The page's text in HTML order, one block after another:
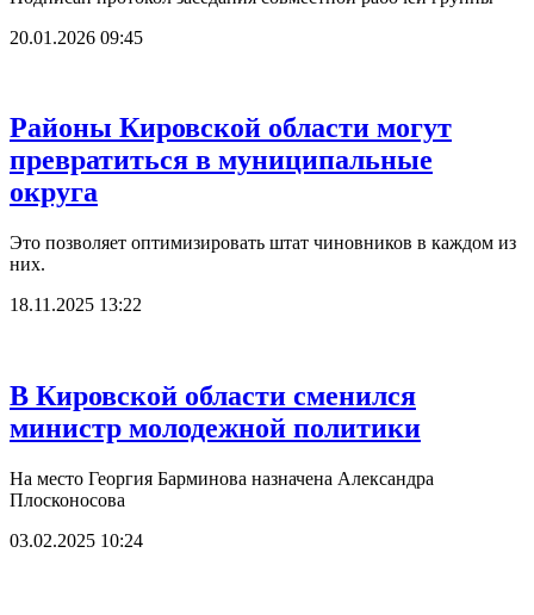
20.01.2026 09:45
Районы Кировской области могут
превратиться в муниципальные
округа
Это позволяет оптимизировать штат чиновников в каждом из
них.
18.11.2025 13:22
В Кировской области сменился
министр молодежной политики
На место Георгия Барминова назначена Александра
Плосконосова
03.02.2025 10:24